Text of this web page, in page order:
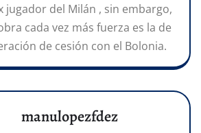
jugador del Milán , sin embargo,
cada vez más fuerza es la de
de cesión con el Bolonia.
manulopezfdez